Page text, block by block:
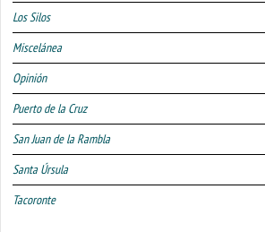
Los Silos
Miscelánea
Opinión
Puerto de la Cruz
San Juan de la Rambla
Santa Úrsula
Tacoronte